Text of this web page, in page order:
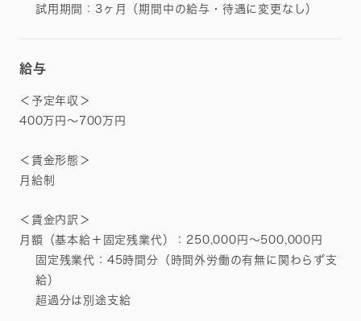
試用期間：3ヶ月（期間中の給与・待遇に変更なし）
給与
＜予定年収＞
400万円～700万円
＜賃金形態＞
月給制
＜賃金内訳＞
月額（基本給＋固定残業代）：250,000円～500,000円
固定残業代：45時間分（時間外労働の有無に関わらず支
給）
超過分は別途支給